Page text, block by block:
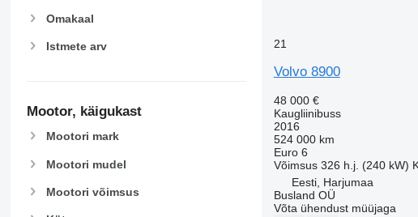
Omakaal
Istmete arv
Mootor, käigukast
Mootori mark
Mootori mudel
Mootori võimsus
21
Volvo 8900
48 000 €
Kaugliinibuss
2016
524 000 km
Euro 6
Võimsus 326 h.j. (240 kW)
Eesti, Harjumaa
Busland OÜ
Võta ühendust müüjaga